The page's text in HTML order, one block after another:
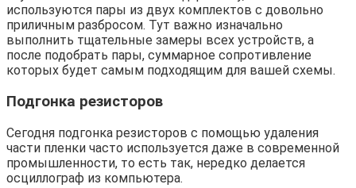
используются пары из двух комплектов с довольно
приличным разбросом. Тут важно изначально
выполнить тщательные замеры всех устройств, а
после подобрать пары, суммарное сопротивление
которых будет самым подходящим для вашей схемы.
Подгонка резисторов
Сегодня подгонка резисторов с помощью удаления
части пленки часто используется даже в современной
промышленности, то есть так, нередко делается
осциллограф из компьютера.